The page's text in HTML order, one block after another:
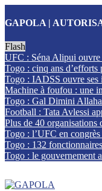
GAPOLA |
Flash
UFC : Séna Alipui ouvre
Togo : cinq ans d’efforts
Togo : IADSS ouvre ses
Machine à foufou : une
Togo : Gal Dimini
Football : Tata Avlessi
Plus de 40 organisations
Togo : l’UFC en
Togo : 132
Togo : le gouvernement